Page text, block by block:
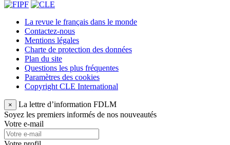
La revue le français dans le monde
Contactez-nous
Mentions légales
Charte de protection des données
Plan du site
Questions les plus fréquentes
Paramètres des cookies
Copyright CLE International
×
La lettre d’information FDLM
Soyez les premiers informés de nos nouveautés
Votre e-mail